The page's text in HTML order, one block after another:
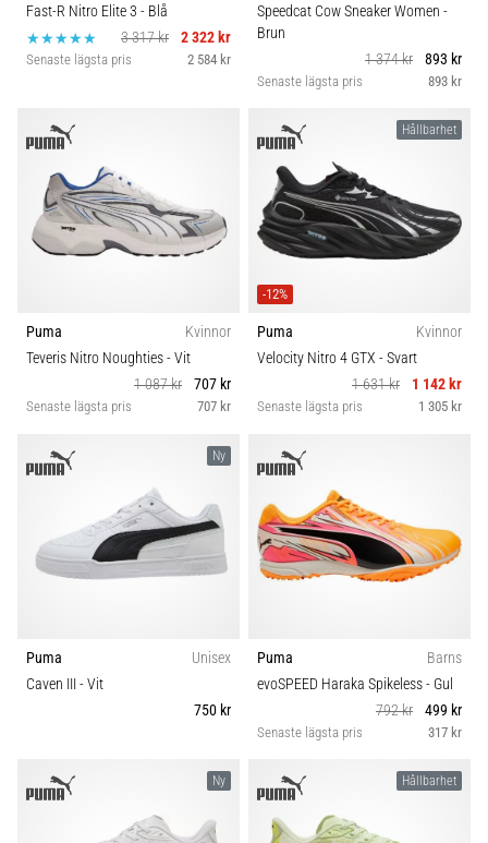
Fast-R Nitro Elite 3 - Blå
3 317 kr
2 322 kr
Senaste lägsta pris 2 584 kr
Speedcat Cow Sneaker Women -
Brun
1 374 kr
893 kr
Senaste lägsta pris 893 kr
Puma
Kvinnor
Teveris Nitro Noughties- Vit
1 087 kr
707 kr
Senaste lägsta pris 707 kr
Hållbarhet
-12%
Puma
Kvinnor
Velocity Nitro 4 GTX - Svart
1 631 kr
1 142 kr
Senaste lägsta pris 1 305 kr
Ny
Puma
Unisex
Caven III- Vit
750 kr
Puma
Barns
evoSPEED Haraka Spikeless- Gul
792 kr
499 kr
Senaste lägsta pris 317 kr
Ny Hållbarhet